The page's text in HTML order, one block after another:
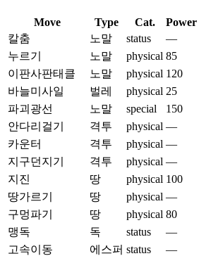
Move Type Cat. Power
칼춤
노말 status —
누르기
노말 physical 85
이판사판태클
노말 physical 120
바늘미사일
벌레 physical 25
파괴광선
노말 special 150
안다리걸기
격투 physical —
카운터
격투 physical —
지구던지기
격투 physical —
지진
땅 physical 100
땅가르기
땅 physical —
구멍파기
땅 physical 80
맹독
독 status —
고속이동
에스퍼 status —